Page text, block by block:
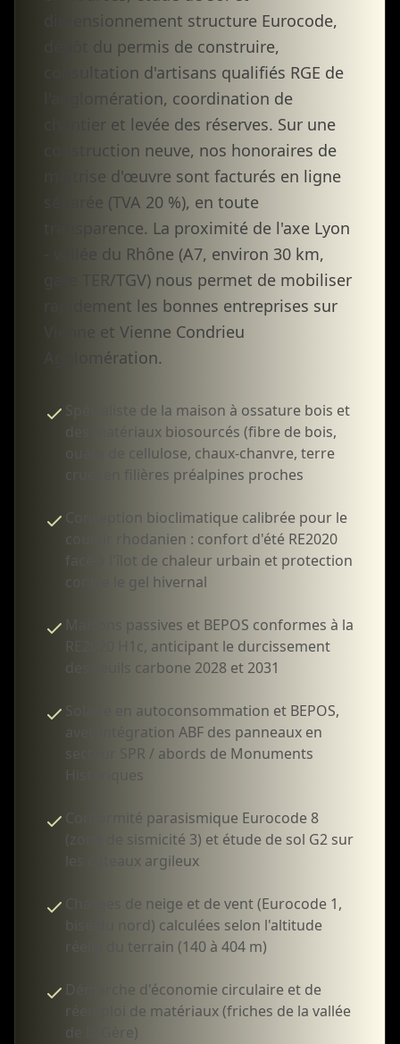
dimensionnement structure Eurocode,
dépôt du permis de construire,
consultation d'artisans qualifiés RGE de
l'agglomération, coordination de
chantier et levée des réserves. Sur une
construction neuve, nos honoraires de
maîtrise d'œuvre sont facturés en ligne
séparée (TVA 20 %), en toute
transparence. La proximité de l'axe Lyon
- vallée du Rhône (A7, environ 30 km,
gare TER/TGV) nous permet de mobiliser
rapidement les bonnes entreprises sur
Vienne et Vienne Condrieu
Agglomération.
Spécialiste de la maison à ossature bois et
des matériaux biosourcés (fibre de bois,
ouate de cellulose, chaux-chanvre, terre
crue) en filières préalpines proches
Conception bioclimatique calibrée pour le
couloir rhodanien : confort d'été RE2020
face à l'îlot de chaleur urbain et protection
contre le gel hivernal
Maisons passives et BEPOS conformes à la
RE2020 H1c, anticipant le durcissement
des seuils carbone 2028 et 2031
Solaire en autoconsommation et BEPOS,
avec intégration ABF des panneaux en
secteur SPR / abords de Monuments
Historiques
Conformité parasismique Eurocode 8
(zone de sismicité 3) et étude de sol G2 sur
les coteaux argileux
Charges de neige et de vent (Eurocode 1,
bise du nord) calculées selon l'altitude
réelle du terrain (140 à 404 m)
Démarche d'économie circulaire et de
réemploi de matériaux (friches de la vallée
de la Gère)